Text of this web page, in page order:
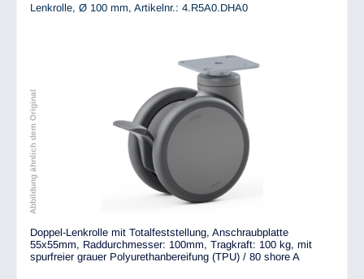
Lenkrolle, Ø 100 mm, Artikelnr.: 4.R5A0.DHA0
Abbildung ähnlich dem Original
Doppel-Lenkrolle mit Totalfeststellung, Anschraubplatte
55x55mm, Raddurchmesser: 100mm, Tragkraft: 100 kg, mit
spurfreier grauer Polyurethanbereifung (TPU) / 80 shore A